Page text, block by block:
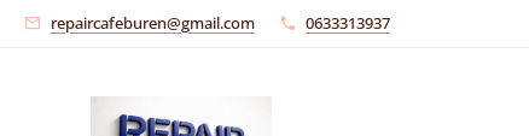
repaircafeburen@gmail.com 0633313937